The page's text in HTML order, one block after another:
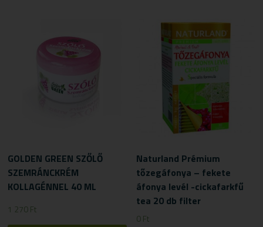
GOLDEN GREEN SZŐLŐ
SZEMRÁNCKRÉM
KOLLAGÉNNEL 40 ML
1 270Ft
Naturland Prémium
tőzegáfonya – fekete
áfonya levél -cickafarkfű
tea 20 db filter
0Ft